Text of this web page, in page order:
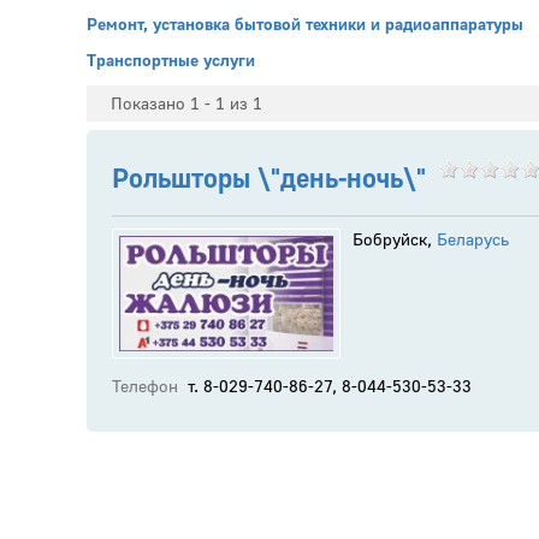
Ремонт, установка бытовой техники и радиоаппаратуры
Транспортные услуги
Показано 1 - 1 из 1
Рольшторы \"день-ночь\"
Бобруйск, Беларусь
Телефон т. 8-029-740-86-27, 8-044-530-53-33